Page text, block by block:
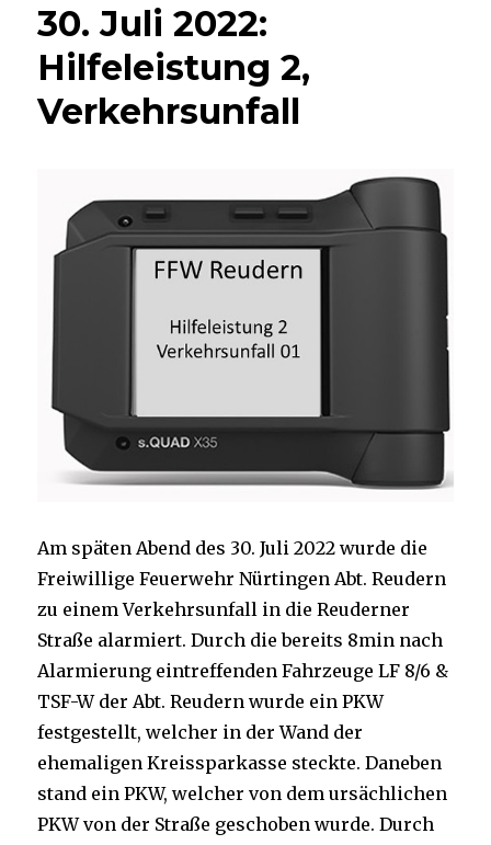
30. Juli 2022:
Hilfeleistung 2,
Verkehrsunfall
Am späten Abend des 30. Juli 2022 wurde die
Freiwillige Feuerwehr Nürtingen Abt. Reudern
zu einem Verkehrsunfall in die Reuderner
Straße alarmiert. Durch die bereits 8min nach
Alarmierung eintreffenden Fahrzeuge LF 8/6 &
TSF-W der Abt. Reudern wurde ein PKW
festgestellt, welcher in der Wand der
ehemaligen Kreissparkasse steckte. Daneben
stand ein PKW, welcher von dem ursächlichen
PKW von der Straße geschoben wurde. Durch